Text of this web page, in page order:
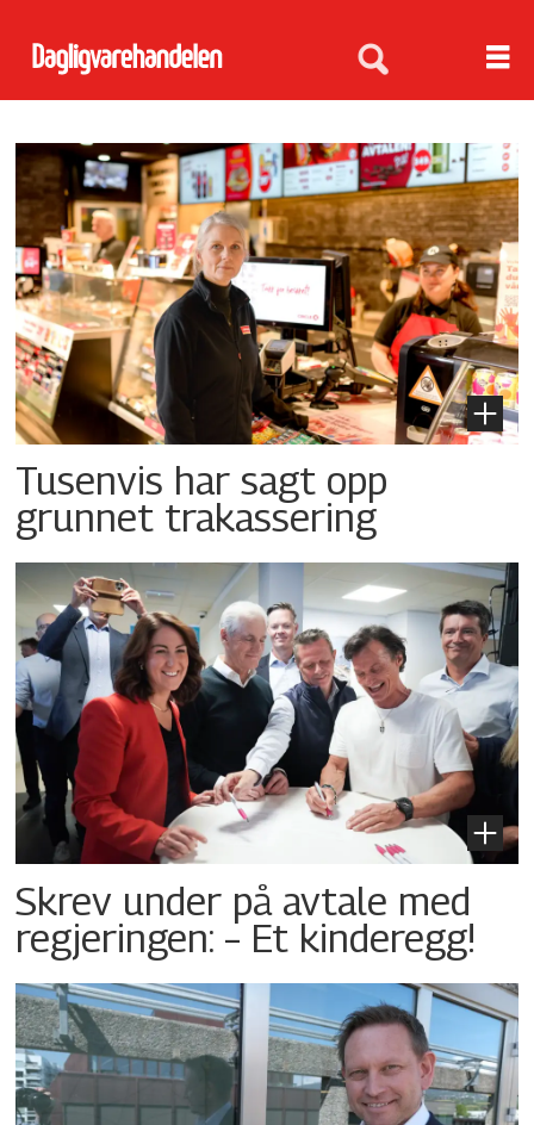
Tag:
arbeidsliv
Tusenvis har sagt opp
grunnet trakassering
Skrev under på avtale med
regjeringen: – Et kinderegg!